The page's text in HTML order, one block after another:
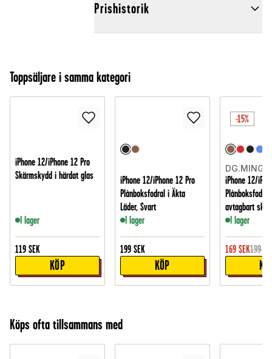
Prishistorik
Toppsäljare i samma kategori
iPhone 12/iPhone 12 Pro
Skärmskydd i härdat glas
I lager
119 SEK
KÖP
iPhone 12/iPhone 12 Pro
Plånboksfodral i Äkta
Läder, Svart
I lager
199 SEK
KÖP
-15%
DG.MING
iPhone 12/
avtagbart
I lager
169 SEK199
Köps ofta tillsammans med